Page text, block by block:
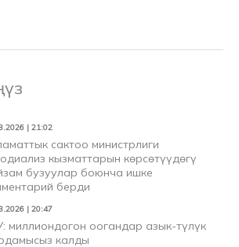
| 21:02
сактоо министрлиги
кызматтарын көрсөтүүдөгү
бузуулар боюнча ишке
берди
| 20:47
миллиондогон оогандар азык-түлүк
калды